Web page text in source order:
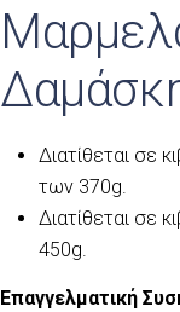
Διατίθεται σε
των 370g.
Διατίθεται σε
450g.
Επαγγελματική